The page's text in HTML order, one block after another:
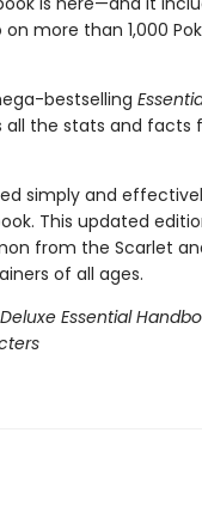
more than 1,000
bestselling
the stats and facts
simply and
This updated
from the Scarlet
of all ages.
Essential